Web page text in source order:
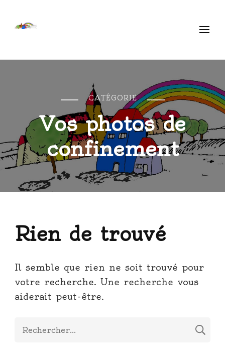
CATÉGORIE
Vos photos de
confinement
Rien de trouvé
Il semble que rien ne soit trouvé pour
votre recherche. Une recherche vous
aiderait peut-être.
Rechercher :